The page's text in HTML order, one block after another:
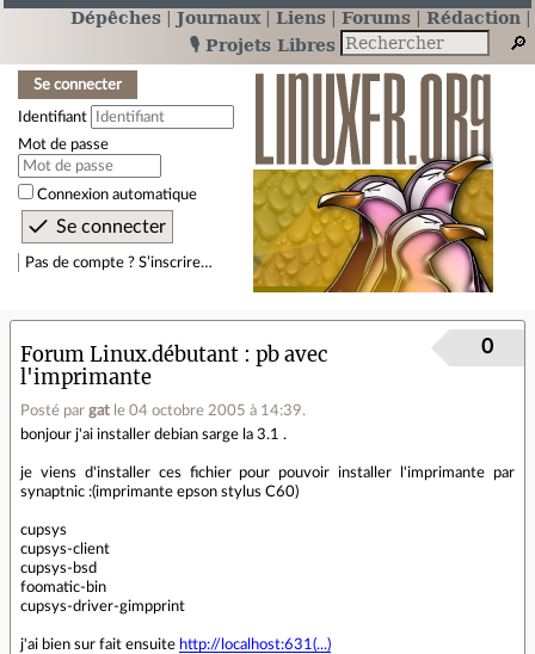
Dépêches Journaux Liens Forums
Rédaction
🎙️ Projets Libres
Se connecter
Identifiant
Mot de passe
Connexion automatique
Pas de compte ? S’inscrire…
Forum Linux.débutant
pb avec
l'imprimante
Posté par gat le 04 octobre 2005 à 14:39.
0
bonjour j'ai installer debian sarge la 3.1 .
je viens d'installer ces fichier pour pouvoir installer l'imprimante par
synaptnic :(imprimante epson stylus C60)
cupsys
cupsys-client
cupsys-bsd
foomatic-bin
cupsys-driver-gimpprint
j'ai bien sur fait ensuite http://localhost:631(...)